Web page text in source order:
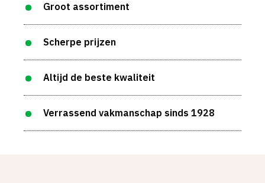
Groot assortiment
Scherpe prijzen
Altijd de beste kwaliteit
Verrassend vakmanschap sinds 1928